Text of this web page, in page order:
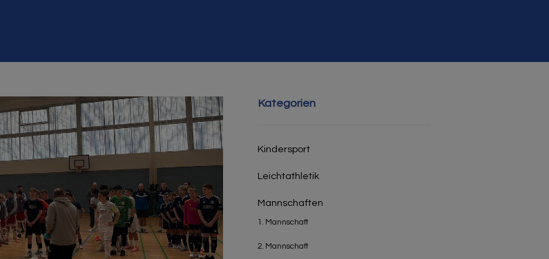
Kategorien
Kindersport
Leichtathletik
Mannschaften
1. Mannschaft
2. Mannschaft